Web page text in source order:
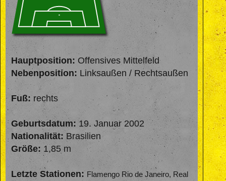
Hauptposition: Offensives Mittelfeld
Nebenposition: Linksaußen / Rechtsaußen
Fuß: rechts
Geburtsdatum: 19. Januar 2002
Nationalität: Brasilien
Größe: 1,85 m
Letzte Stationen: Flamengo Rio de Janeiro, Real